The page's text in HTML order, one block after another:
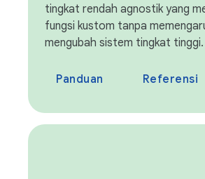
tingkat rendah agnostik yang
fungsi kustom tanpa
mengubah sistem tingkat tinggi.
Panduan Referensi